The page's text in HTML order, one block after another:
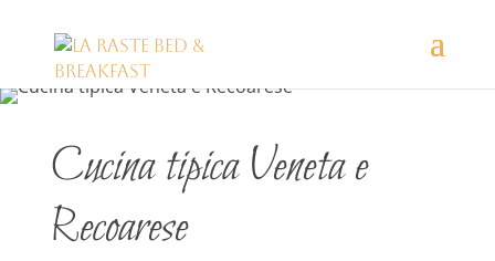
Cucina tipica Veneta e
Recoarese